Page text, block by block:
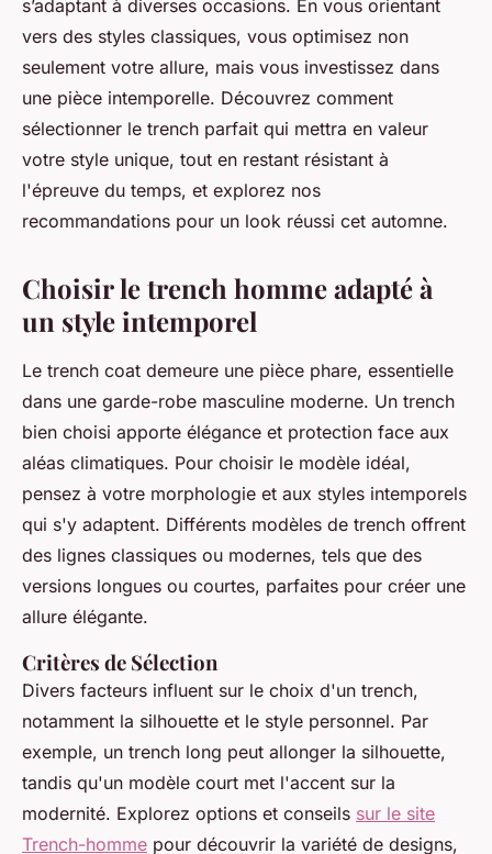
Joseph•23 décembre 2024•5 min de lecture
s’adaptant à diverses occasions. En vous orientant
vers des styles classiques, vous optimisez non
seulement votre allure, mais vous investissez dans
une pièce intemporelle. Découvrez comment
sélectionner le trench parfait qui mettra en valeur
votre style unique, tout en restant résistant à
l'épreuve du temps, et explorez nos
recommandations pour un look réussi cet automne.
Choisir le trench homme adapté à
un style intemporel
Le trench coat demeure une pièce phare, essentielle
dans une garde-robe masculine moderne. Un trench
bien choisi apporte élégance et protection face aux
aléas climatiques. Pour choisir le modèle idéal,
pensez à votre morphologie et aux styles intemporels
qui s'y adaptent. Différents modèles de trench offrent
des lignes classiques ou modernes, tels que des
versions longues ou courtes, parfaites pour créer une
allure élégante.
Critères de Sélection
Divers facteurs influent sur le choix d'un trench,
notamment la silhouette et le style personnel. Par
exemple, un trench long peut allonger la silhouette,
tandis qu'un modèle court met l'accent sur la
modernité. Explorez options et conseils sur le site
Trench-homme pour découvrir la variété de designs,